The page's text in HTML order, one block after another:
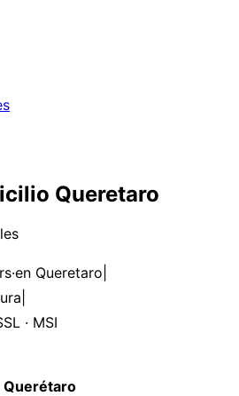
Queretaro
s
·en Queretaro
· MSI
Querétaro